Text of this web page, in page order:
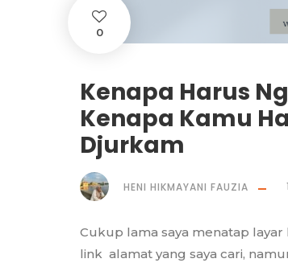
0
Kenapa Harus
Kenapa Kamu
Djurkam
HENI HIKMAYANI FAUZIA
Cukup lama saya menatap
link alamat yang saya cari,